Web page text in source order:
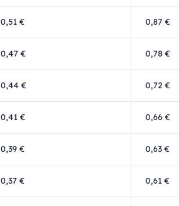
0,51 € 0,87 €
0,47 € 0,78 €
0,44 € 0,72 €
0,41 € 0,66 €
0,39 € 0,63 €
0,37 € 0,61 €